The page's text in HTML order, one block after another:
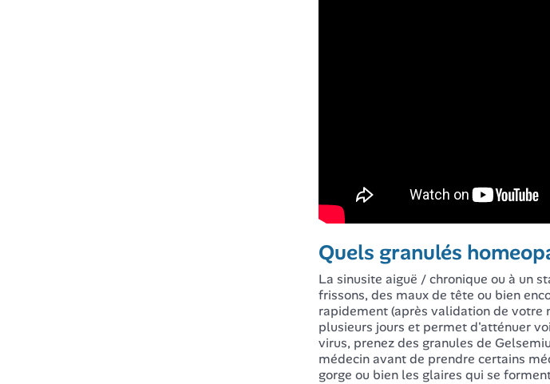
Quels granulés
La sinusite aiguë / chronique ou à un
frissons, des maux de tête ou bien
rapidement (après validation de votre
plusieurs jours et permet d'atténuer
virus, prenez des granules de
médecin avant de prendre certains
gorge ou bien les glaires qui se